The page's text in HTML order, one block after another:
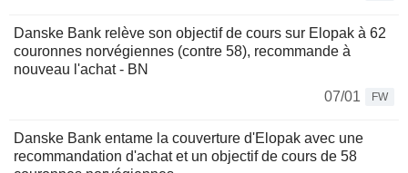
Danske Bank relève son objectif de cours sur Elopak à 62
couronnes norvégiennes (contre 58), recommande à
nouveau l'achat - BN
07/01
FW
Danske Bank entame la couverture d'Elopak avec une
recommandation d'achat et un objectif de cours de 58